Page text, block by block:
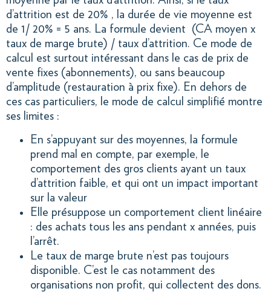
d’attrition est de 20% , la durée de vie moyenne est
de 1/ 20% = 5 ans. La formule devient (CA moyen x
taux de marge brute) / taux d’attrition. Ce mode de
calcul est surtout intéressant dans le cas de prix de
vente fixes (abonnements), ou sans beaucoup
d’amplitude (restauration à prix fixe). En dehors de
ces cas particuliers, le mode de calcul simplifié montre
ses limites :
En s’appuyant sur des moyennes, la formule
prend mal en compte, par exemple, le
comportement des gros clients ayant un taux
d’attrition faible, et qui ont un impact important
sur la valeur
Elle présuppose un comportement client linéaire
: des achats tous les ans pendant x années, puis
l’arrêt.
Le taux de marge brute n’est pas toujours
disponible. C’est le cas notamment des
organisations non profit, qui collectent des dons.